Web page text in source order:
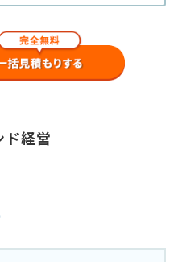
ド経営